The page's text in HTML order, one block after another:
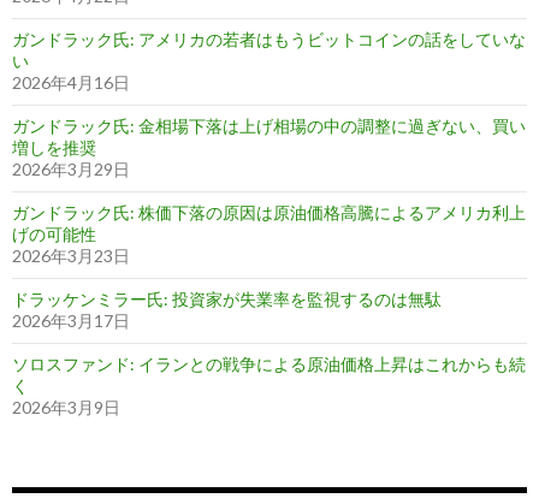
ガンドラック氏: アメリカの若者はもうビットコインの話をしていな
い
2026年4月16日
ガンドラック氏: 金相場下落は上げ相場の中の調整に過ぎない、買い
増しを推奨
2026年3月29日
ガンドラック氏: 株価下落の原因は原油価格高騰によるアメリカ利上
げの可能性
2026年3月23日
ドラッケンミラー氏: 投資家が失業率を監視するのは無駄
2026年3月17日
ソロスファンド: イランとの戦争による原油価格上昇はこれからも続
く
2026年3月9日